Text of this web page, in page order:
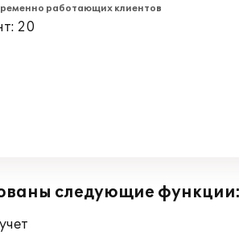
работающих клиентов
20
следующие функции: